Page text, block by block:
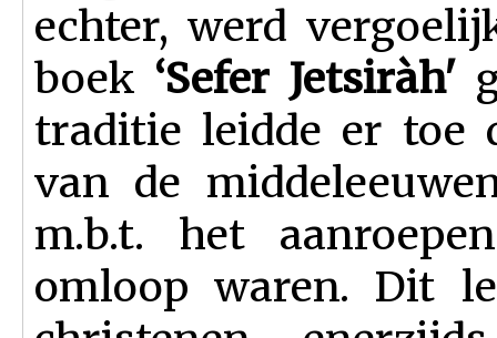
echter, werd
boek ‘Sefer Jetsiràh'
traditie leidde er toe
van de
m.b.t. het
omloop waren. Dit